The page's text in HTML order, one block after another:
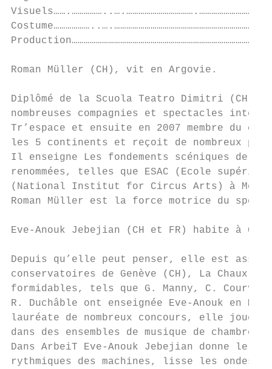
Roman Müller (CH), vit en Argovie.
Diplômé de la Scuola Teatro Dimitri (CH)
nombreuses compagnies et spectacles
Tr’espace et ensuite en 2007 membre du
les 5 continents et reçoit de nombreux
Il enseigne Les fondements scéniques de
renommées, telles que ESAC (Ecole
(National Institut for Circus Arts) à
Roman Müller est la force motrice du
Eve-Anouk Jebejian (CH et FR)
Depuis qu’elle peut penser, elle est
conservatoires de Genève (CH), La Chaux-
formidables, tels que G. Manny, C.
R. Duchâble ont enseignée Eve-Anouk en
lauréate de nombreux concours, elle joue
dans des ensembles de musique de
Dans ArbeiT Eve-Anouk Jebejian donne le
rythmiques des machines, lisse les ondes